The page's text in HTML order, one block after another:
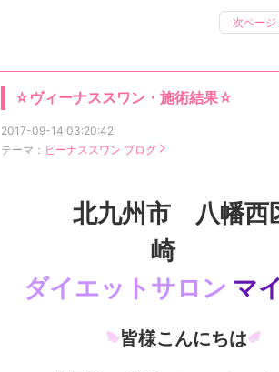
次ページ
☆ヴィーナススワン・施術結果☆
2017-09-14 03:20:42
テーマ： ビーナススワン ブログ
北九州市 八幡
崎
ダイエットサロン マ
皆様こんにちは